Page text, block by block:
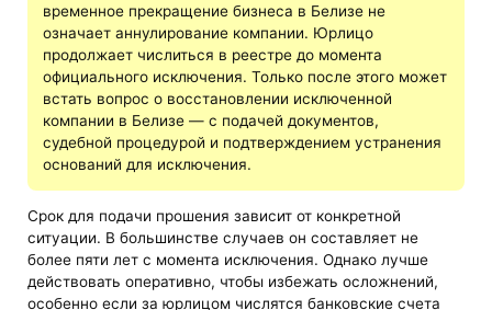
временное прекращение бизнеса в Белизе не
означает аннулирование компании. Юрлицо
продолжает числиться в реестре до момента
официального исключения. Только после этого может
встать вопрос о восстановлении исключенной
компании в Белизе — с подачей документов,
судебной процедурой и подтверждением устранения
оснований для исключения.
Срок для подачи прошения зависит от конкретной
ситуации. В большинстве случаев он составляет не
более пяти лет с момента исключения. Однако лучше
действовать оперативно, чтобы избежать осложнений,
особенно если за юрлицом числятся банковские счета